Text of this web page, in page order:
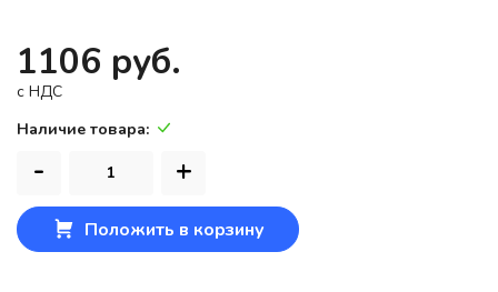
1106 руб.
c НДС
Наличие товара:
- +
Положить в корзину